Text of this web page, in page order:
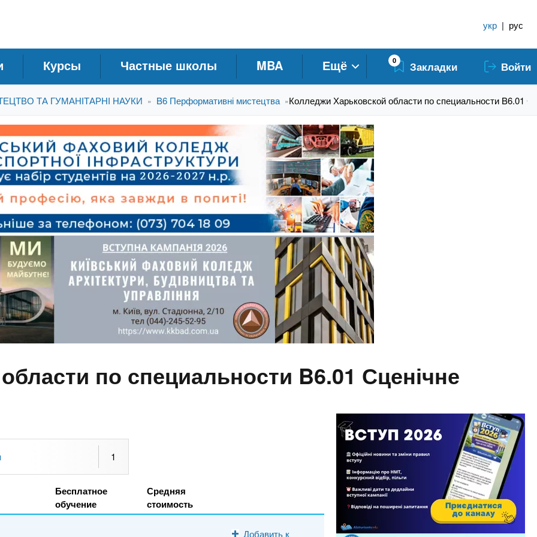
укр | рус
Курсы Частные школы MBA Ещё 0 Закладки Войти
ТА ГУМАНІТАРНІ НАУКИ » B6 Перформативні мистецтва »Колледжи Харьковской области по специальности B6.01
по специальности B6.01 Сценічне
1
Бесплатное
обучение
Средняя
стоимость
Добавить к